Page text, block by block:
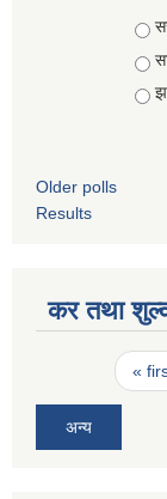
Older polls
Results
कर तथा
Pages«
अन्य